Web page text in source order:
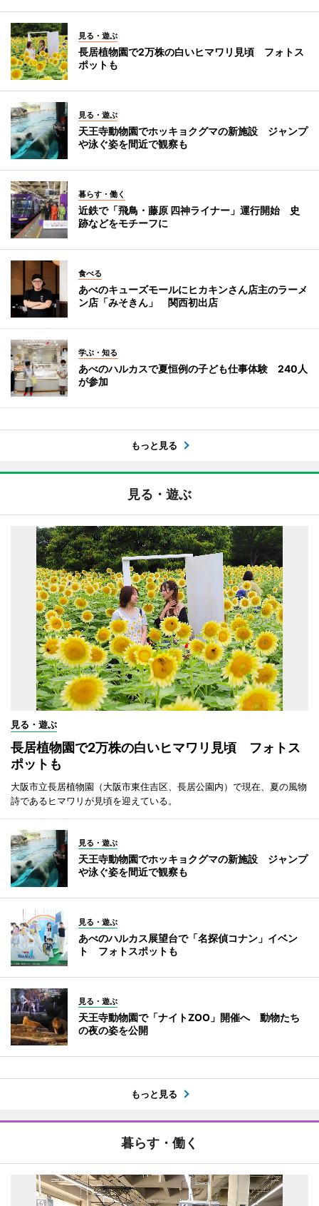
見る・遊ぶ
長居植物園で2万株の白いヒマワリ見頃 フォトス
ポットも
見る・遊ぶ
天王寺動物園でホッキョクグマの新施設 ジャンプ
や泳ぐ姿を間近で観察も
暮らす・働く
近鉄で「飛鳥・藤原 四神ライナー」運行開始 史
跡などをモチーフに
食べる
あべのキューズモールにヒカキンさん店主のラーメ
ン店「みそきん」 関西初出店
学ぶ・知る
あべのハルカスで夏恒例の子ども仕事体験 240人
が参加
もっと見る
見る・遊ぶ
見る・遊ぶ
長居植物園で2万株の白いヒマワリ見頃 フォトス
ポットも
大阪市立長居植物園（大阪市東住吉区、長居公園内）で現在、夏の風物
詩であるヒマワリが見頃を迎えている。
見る・遊ぶ
天王寺動物園でホッキョクグマの新施設 ジャンプ
や泳ぐ姿を間近で観察も
見る・遊ぶ
あべのハルカス展望台で「名探偵コナン」イベン
ト フォトスポットも
見る・遊ぶ
天王寺動物園で「ナイトZOO」開催へ 動物たち
の夜の姿を公開
もっと見る
暮らす・働く